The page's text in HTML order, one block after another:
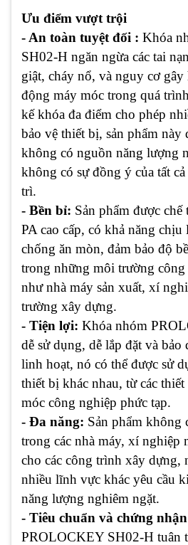
Ưu điểm vượt trội
- An toàn tuyệt đối : Khóa
SH02-H ngăn ngừa các tai
giật, cháy nổ, và nguy cơ
động máy móc trong quá
kế khóa đa điểm cho phép
bảo vệ thiết bị, sản phẩm này
không có nguồn năng lượng
không có sự đồng ý của tất
trì.
- Bền bỉ: Sản phẩm được
PA cao cấp, có khả năng
chống ăn mòn, đảm bảo độ
trong những môi trường
như nhà máy sản xuất, xí
trường xây dựng.
- Tiện lợi: Khóa nhóm
dễ sử dụng, dễ lắp đặt và
linh hoạt, nó có thể được sử
thiết bị khác nhau, từ các
móc công nghiệp phức tạp.
- Đa năng: Sản phẩm không
trong các nhà máy, xí nghiệp
cho các công trình xây dựng,
nhiều lĩnh vực khác yêu cầu
năng lượng nghiêm ngặt.
- Tiêu chuẩn và chứng
PROLOCKEY SH02-H tuân